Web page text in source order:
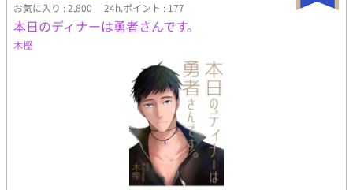
お気に入り : 2,800 24h.ポイント : 177
本日のディナーは勇者さんです。
木樫